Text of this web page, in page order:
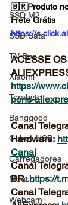
SSD M2
SSD Sata
TV Box
Xiaomi
Terabyte
Banggood
Cabos USB
Carregadores
Mouse
Webcam
🇧🇷Produto
Frete Grátis
https://
ACESSE
https://
pons-
Canal
Hardware:
Canal
Canal
BR: https://
Canal